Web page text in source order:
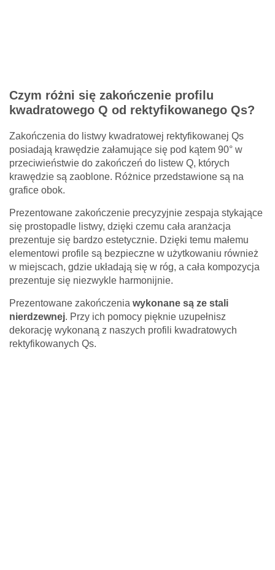
Czym różni się zakończenie profilu
kwadratowego Q od rektyfikowanego Qs?
Zakończenia do listwy kwadratowej rektyfikowanej Qs
posiadają krawędzie załamujące się pod kątem 90° w
przeciwieństwie do zakończeń do listew Q, których
krawędzie są zaoblone. Różnice przedstawione są na
grafice obok.
Prezentowane zakończenie precyzyjnie zespaja stykające
się prostopadle listwy, dzięki czemu cała aranżacja
prezentuje się bardzo estetycznie. Dzięki temu małemu
elementowi profile są bezpieczne w użytkowaniu również
w miejscach, gdzie układają się w róg, a cała kompozycja
prezentuje się niezwykle harmonijnie.
Prezentowane zakończenia wykonane są ze stali
nierdzewnej. Przy ich pomocy pięknie uzupełnisz
dekorację wykonaną z naszych profili kwadratowych
rektyfikowanych Qs.
Twoje imię *
Twój adres e-mail *
Pytanie *
* Pola wymagane
Odpowiedź wyślemy na podany adres e-mail.
Z uwagi dużą ilość spamu, wymagana jest weryfikacja.